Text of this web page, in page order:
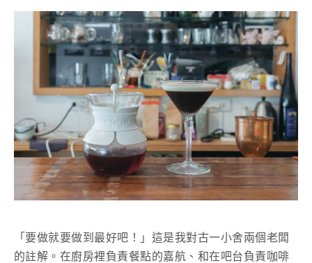
「要做就要做到最好吧！」這是我對古一小舍兩個老闆
的註解。在廚房裡負責餐點的嘉航、和在吧台負責咖啡